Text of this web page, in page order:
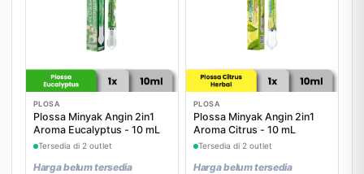
PLOSA
Plossa Minyak Angin 2in1
Aroma Eucalyptus - 10 mL
Tersedia di 2 outlet
Harga belum tersedia
PLOSA
Plossa Minyak Angin 2in1
Aroma Citrus - 10 mL
Tersedia di 2 outlet
Harga belum tersedia